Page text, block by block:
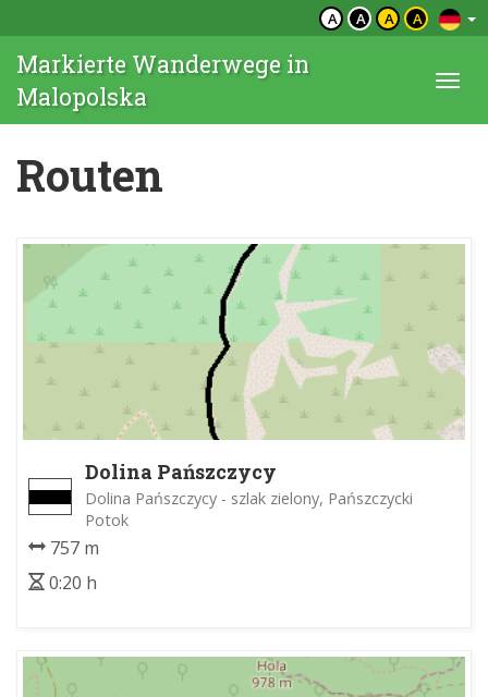
A A A A
Markierte Wanderwege in
Malopolska
Routen
Dolina Pańszczycy
Dolina Pańszczycy - szlak zielony, Pańszczycki
Potok
757 m
0:20 h